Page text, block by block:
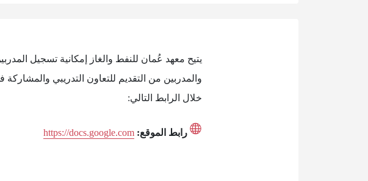
يتيح معهد عُمان للنفط والغاز إمكانية تسجيل
والمدربين من التقديم للتعاون التدريبي
خلال الرابط التالي:
رابط الموقع: https://docs.google.com